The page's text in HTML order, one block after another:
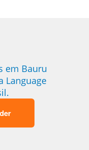
em Bauru
Language